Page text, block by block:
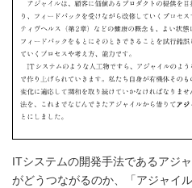
ITシステムの開発手法であるアジ
がどうつながるのか、「アジャイ